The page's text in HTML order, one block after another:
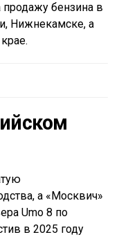
бензина в
Нижнекамске, а
а «Москвич»
Umo 8 по
в 2025 году